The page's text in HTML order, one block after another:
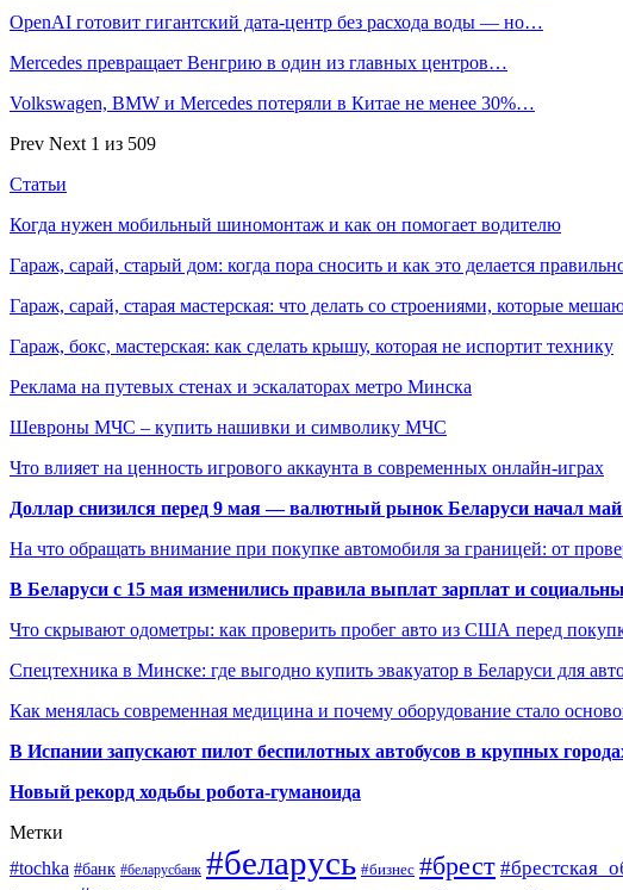
OpenAI готовит гигантский дата-центр без расхода воды — но…
Mercedes превращает Венгрию в один из главных центров…
Volkswagen, BMW и Mercedes потеряли в Китае не менее 30%…
Prev Next 1 из 509
Статьи
Когда нужен мобильный шиномонтаж и как он помогает водителю
Гараж, сарай, старый дом: когда пора сносить и как это делается
Гараж, сарай, старая мастерская: что делать со строениями, которые
Гараж, бокс, мастерская: как сделать крышу, которая не испортит технику
Реклама на путевых стенах и эскалаторах метро Минска
Шевроны МЧС – купить нашивки и символику МЧС
Что влияет на ценность игрового аккаунта в современных онлайн-играх
Доллар снизился перед 9 мая — валютный рынок Беларуси начал май
На что обращать внимание при покупке автомобиля за границей: от
В Беларуси с 15 мая изменились правила выплат зарплат и
Что скрывают одометры: как проверить пробег авто из США перед
Спецтехника в Минске: где выгодно купить эвакуатор в Беларуси для
Как менялась современная медицина и почему оборудование стало
В Испании запускают пилот беспилотных автобусов в крупных
Новый рекорд ходьбы робота-гуманоида
Метки
#tochka #банк #беларусбанк #беларусь #бизнес #брест